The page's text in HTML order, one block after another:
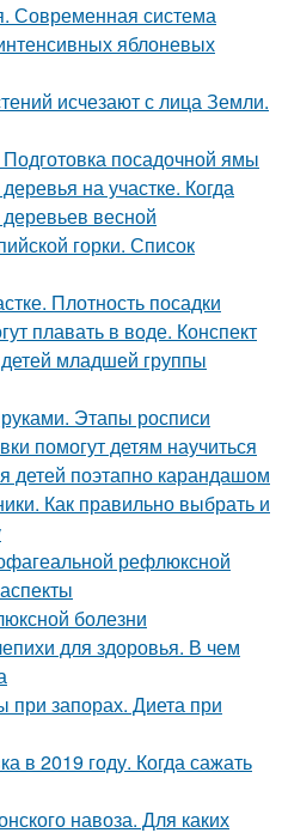
Современная система
яблоневых
исчезают с лица Земли.
посадочной ямы
на участке. Когда
весной
горки. Список
Плотность посадки
плавать в воде. Конспект
младшей группы
Этапы росписи
помогут детям научиться
детей поэтапно карандашом
Как правильно выбрать и
рефлюксной
болезни
для здоровья. В чем
при запорах. Диета при
в 2019 году. Когда сажать
навоза. Для каких